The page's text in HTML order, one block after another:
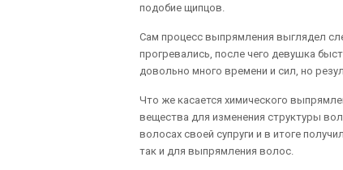
подобие щипцов.
Сам процесс выпрямления выглядел
прогревались, после чего девушка
довольно много времени и сил, но
Что же касается химического
вещества для изменения структуры
волосах своей супруги и в итоге
так и для выпрямления волос.